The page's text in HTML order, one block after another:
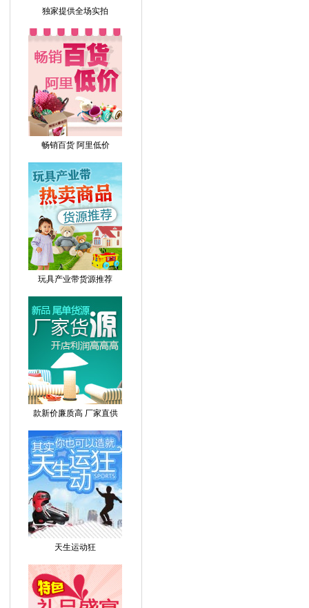
独家提供全场实拍
畅销百货 阿里低价
玩具产业带货源推荐
款新价廉质高 厂家直供
天生运动狂